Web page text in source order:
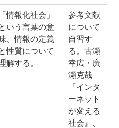
「情報化社会」
という言葉の意
、情報の定義
と性質について
解する。
参考文献
について
自習す
る。古瀬
幸広・廣
瀬克哉
『インタ
ーネット
が変える
社会』、